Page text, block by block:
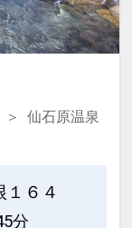
仙石原温泉
６４
分